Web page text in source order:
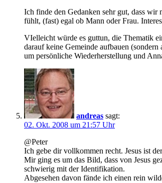
Ich finde den Gedanken sehr gut, dass wir
fühlt, (fast) egal ob Mann oder Frau.
VIelleicht würde es guttun, die Thematik
darauf keine Gemeinde aufbauen
um persönliche Wiederherstellung und
andreas sagt:
02. Okt. 2008 um 21:57 Uhr
@Peter
Ich gebe dir vollkommen recht. Jesus ist
Mir ging es um das Bild, dass von Jesus
schwierig mit der Identifikation.
Abgesehen davon fände ich einen rein